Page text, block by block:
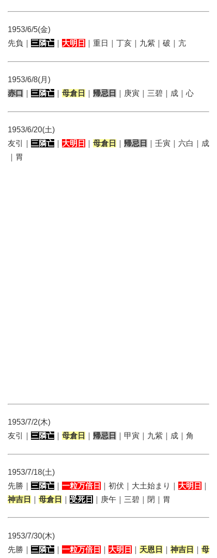
1953/6/5(金)
先負｜ 三隣亡 大明日 ｜重日｜丁亥｜九紫｜破｜亢
1953/6/8(月)
赤口
三隣亡 母倉日 帰忌日 ｜庚寅｜三碧｜成｜心
1953/6/20(土)
友引｜ 三隣亡 大明日 母倉日 帰忌日
｜壬寅｜六白｜成
｜胃
1953/7/2(木)
友引｜ 三隣亡 母倉日 帰忌日 ｜甲寅｜九紫｜成｜角
1953/7/18(土)
先勝｜ 三隣亡 一粒万倍日 ｜初伏｜大土始まり｜ 大明日
神吉日
母倉日 受死日 ｜庚午｜三碧｜閉｜胃
1953/7/30(木)
先勝｜ 三隣亡 一粒万倍日 大明日 天恩日 神吉日
母